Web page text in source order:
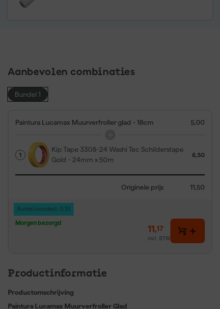
Aanbevolen combinaties
Bundel 1
Paintura Lucamax Muurverfroller glad - 18cm 5,00
1
Kip Tape 3308-24 Washi Tec Schilderstape
Gold - 24mm x 50m
6,50
Originele prijs 11,50
Bundelvoordeel: 0,33
Morgen bezorgd
11,17
incl. BTW
Productinformatie
Productomschrijving
Paintura Lucamax Muurverfroller Glad